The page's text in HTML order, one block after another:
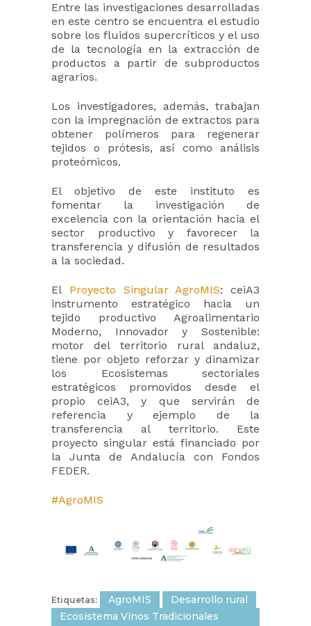
Entre las investigaciones desarrolladas
en este centro se encuentra el estudio
sobre los fluidos supercríticos y el uso
de la tecnología en la extracción de
productos a partir de subproductos
agrarios.
Los investigadores, además, trabajan
con la impregnación de extractos para
obtener polímeros para regenerar
tejidos o prótesis, así como análisis
proteómicos.
El objetivo de este instituto es
fomentar la investigación de
excelencia con la orientación hacia el
sector productivo y favorecer la
transferencia y difusión de resultados
a la sociedad.
El Proyecto Singular AgroMIS: ceiA3
instrumento estratégico hacia un
tejido productivo Agroalimentario
Moderno, Innovador y Sostenible:
motor del territorio rural andaluz,
tiene por objeto reforzar y dinamizar
los Ecosistemas sectoriales
estratégicos promovidos desde el
propio ceiA3, y que servirán de
referencia y ejemplo de la
transferencia al territorio. Este
proyecto singular está financiado por
la Junta de Andalucía con Fondos
FEDER.
#AgroMIS
Etiquetas: AgroMIS
Desarrollo rural
Ecosistema Vinos Tradicionales